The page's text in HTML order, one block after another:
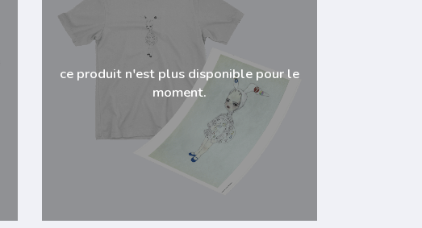
ce produit n'est plus disponible pour le
moment.